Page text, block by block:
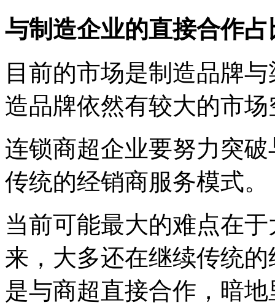
与制造企业的直接合作
目前的市场是制造品牌
造品牌依然有较大的市
连锁商超企业要努力突
传统的经销商服务模式。
当前可能最大的难点在
来，大多还在继续传统
是与商超直接合作，暗